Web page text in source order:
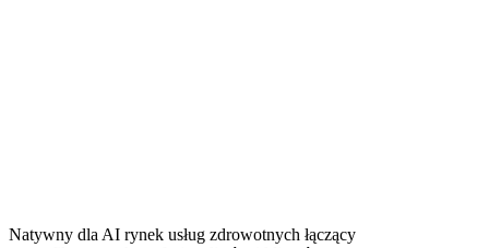
Natywny dla AI rynek usług zdrowotnych łączący